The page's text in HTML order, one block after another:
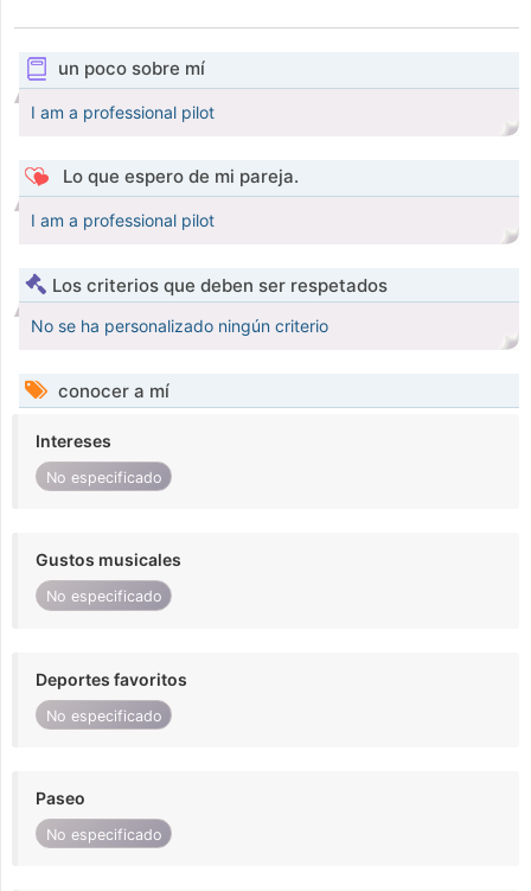
un poco sobre mí
I am a professional pilot
Lo que espero de mi pareja.
I am a professional pilot
Los criterios que deben ser respetados
No se ha personalizado ningún criterio
conocer a mí
Intereses
No especificado
Gustos musicales
No especificado
Deportes favoritos
No especificado
Paseo
No especificado